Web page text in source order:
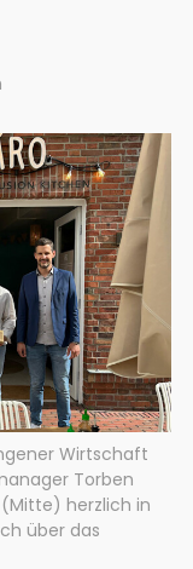
Wirtschaft
Torben
herzlich in
über das